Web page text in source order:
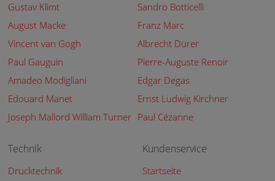
Gustav Klimt
Sandro Botticelli
August Macke
Franz Marc
Vincent van Gogh
Albrecht Dürer
Paul Gauguin
Pierre-Auguste Renoir
Amadeo Modigliani
Edgar Degas
Edouard Manet
Ernst Ludwig Kirchner
Joseph Mallord William Turner Paul Cézanne
Technik
Drucktechnik
Kundenservice
Startseite